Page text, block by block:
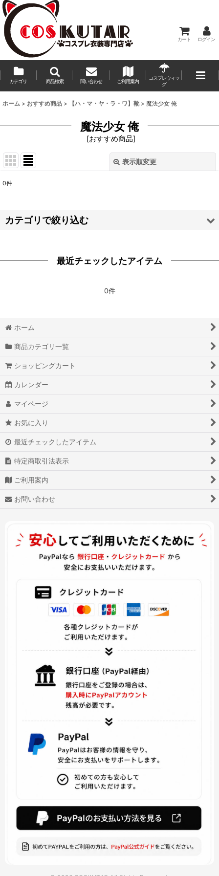
カート ログイン
カテゴリ 商品検索 問い合わせ ご利用案内
コスプレウィッ
グ
ホーム > おすすめ商品 > 【ハ・マ・ヤ・ラ・ワ】靴 > 魔法少女 俺
魔法少女 俺
[おすすめ商品]
表示順変更
並び順:
0件
カテゴリで絞り込む
崩壊：スターレイル
Fate Apocrypha
THE FLASH フラッシュシリーズ
ヴァイオレット・エヴァーガーデン
Love Live!ラブライブ!
VOCALOID ボーカロイド
ペルソナ5
妖怪ウォッチバスターズ2
僕のヒーローアカデミア
美男高校地球防衛部LOVE!
ファイアーエムブレムif
ファイナルファンタジーVIII
博多豚骨ラーメンズ
りゅうおうのおしごと
美少女戦士セーラームーン
バーチャル YouTuber
最近チェックしたアイテム
0件
ホーム
商品カテゴリ一覧
ショッピングカート
カレンダー
マイページ
お気に入り
最近チェックしたアイテム
特定商取引法表示
ご利用案内
お問い合わせ